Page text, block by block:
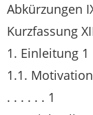
Abkürzungen
Kurzfassung
1. Einleitung 1
1.1.
. . . . . . 1